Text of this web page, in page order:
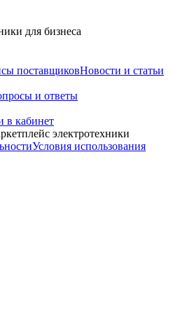
для бизнеса
поставщиковНовости и статьи
и ответы
в кабинет
электротехники
Условия использования